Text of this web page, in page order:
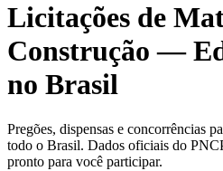
Licitações de
Construção —
no Brasil
Pregões, dispensas e concorrências
todo o Brasil. Dados oficiais do
pronto para você participar.